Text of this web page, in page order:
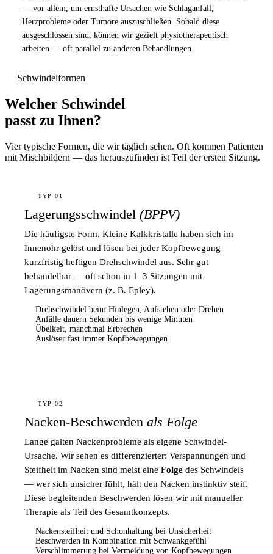
— vor allem, um ernsthafte Ursachen wie Schlaganfall,
Herzprobleme oder Tumore auszuschließen. Sobald diese
ausgeschlossen sind, können wir gezielt physiotherapeutisch
arbeiten — oft parallel zu anderen Behandlungen.
— Schwindelformen
Welcher Schwindel
passt zu Ihnen?
Vier typische Formen, die wir täglich sehen. Oft kommen Patienten
mit Mischbildern — das herauszufinden ist Teil der ersten Sitzung.
TYP 01
Lagerungsschwindel (BPPV)
Die häufigste Form. Kleine Kalkkristalle haben sich im
Innenohr gelöst und lösen bei jeder Kopfbewegung
kurzfristig heftigen Drehschwindel aus. Sehr gut
behandelbar — oft schon in 1–3 Sitzungen mit
Lagerungsmanövern (z. B. Epley).
Drehschwindel beim Hinlegen, Aufstehen oder Drehen
Anfälle dauern Sekunden bis wenige Minuten
Übelkeit, manchmal Erbrechen
Auslöser fast immer Kopfbewegungen
TYP 02
Nacken-Beschwerden als Folge
Lange galten Nackenprobleme als eigene Schwindel-
Ursache. Wir sehen es differenzierter: Verspannungen und
Steifheit im Nacken sind meist eine Folge des Schwindels
— wer sich unsicher fühlt, hält den Nacken instinktiv steif.
Diese begleitenden Beschwerden lösen wir mit manueller
Therapie als Teil des Gesamtkonzepts.
Nackensteifheit und Schonhaltung bei Unsicherheit
Beschwerden in Kombination mit Schwankgefühl
Verschlimmerung bei Vermeidung von Kopfbewegungen